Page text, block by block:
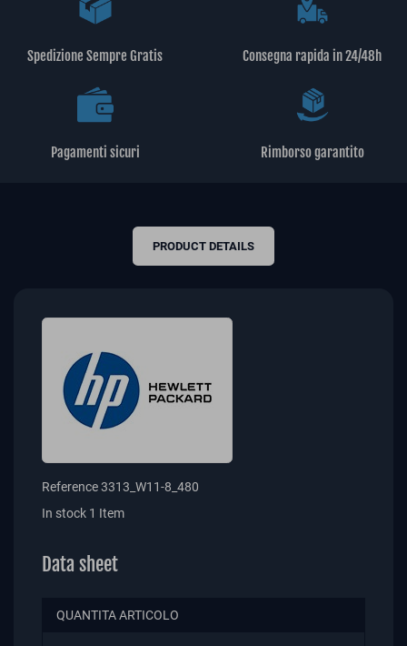
Spedizione Sempre Gratis Consegna rapida in 24/48h
Pagamenti sicuri Rimborso garantito
PRODUCT DETAILS
Reference3313_W11-8_480
In stock 1 Item
Data sheet
QUANTITA ARTICOLO